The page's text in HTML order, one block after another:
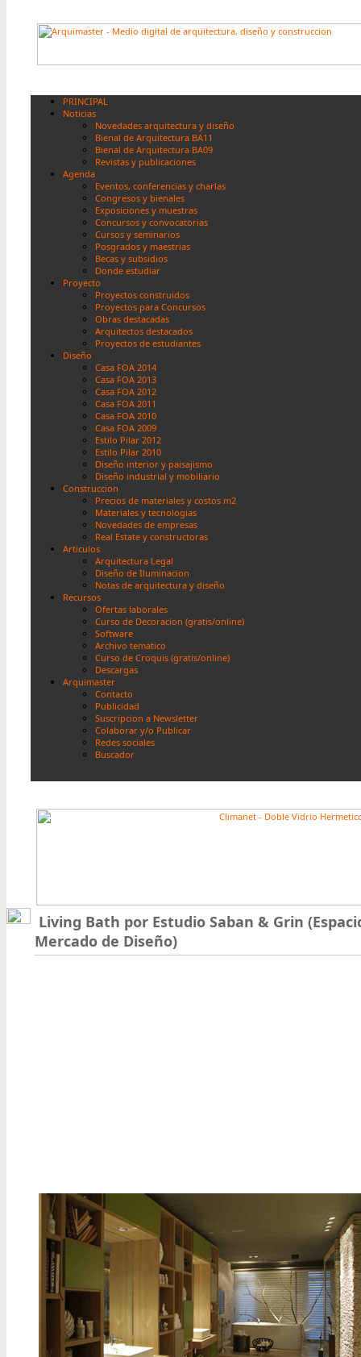
PRINCIPAL
Noticias
Novedades arquitectura y diseño
Bienal de Arquitectura BA11
Bienal de Arquitectura BA09
Revistas y publicaciones
Agenda
Eventos, conferencias y charlas
Congresos y bienales
Exposiciones y muestras
Concursos y convocatorias
Cursos y seminarios
Posgrados y maestrias
Becas y subsidios
Donde estudiar
Proyecto
Proyectos construidos
Proyectos para Concursos
Obras destacadas
Arquitectos destacados
Proyectos de estudiantes
Diseño
Casa FOA 2014
Casa FOA 2013
Casa FOA 2012
Casa FOA 2011
Casa FOA 2010
Casa FOA 2009
Estilo Pilar 2012
Estilo Pilar 2010
Diseño interior y paisajismo
Diseño industrial y mobiliario
Construccion
Precios de materiales y costos m2
Materiales y tecnologias
Novedades de empresas
Real Estate y constructoras
Articulos
Arquitectura Legal
Diseño de Iluminacion
Notas de arquitectura y diseño
Recursos
Ofertas laborales
Curso de Decoracion (gratis/online)
Software
Archivo tematico
Curso de Croquis (gratis/online)
Descargas
Arquimaster
Contacto
Publicidad
Suscripcion a Newsletter
Colaborar y/o Publicar
Redes sociales
Buscador
Living Bath por Estudio Saban & Grin
Mercado de Diseño)